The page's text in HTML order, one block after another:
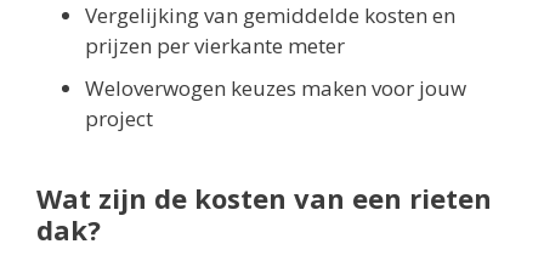
Vergelijking van gemiddelde kosten en
prijzen per vierkante meter
Weloverwogen keuzes maken voor jouw
project
Wat zijn de kosten van een rieten
dak?